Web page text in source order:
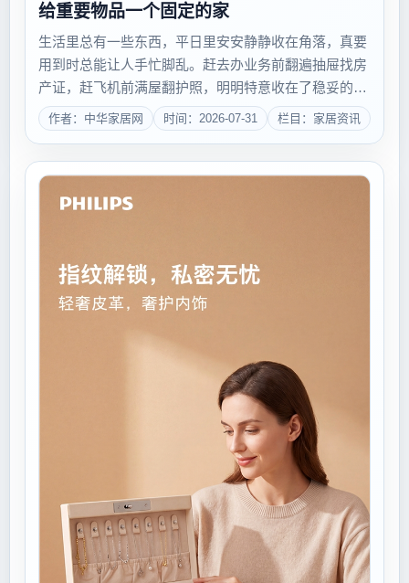
给重要物品一个固定的家
生活里总有一些东西，平日里安安静静收在角落，真要
用到时总能让人手忙脚乱。赶去办业务前翻遍抽屉找房
产证，赶飞机前满屋翻护照，明明特意收在了稳妥的地
方，转头就忘了具体位置，来回折腾半天耽误事。还有
家里的备用现金、重要数码硬盘、私人印章，随便放在
作者：中华家居网 时间：2026-07-31 栏目：家居资讯